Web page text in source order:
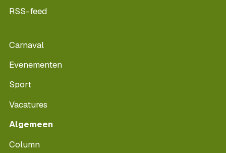
RSS-feed
Carnaval
Evenementen
Sport
Vacatures
Algemeen
Column